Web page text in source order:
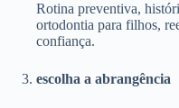
Rotina preventiva,
ortodontia para filhos,
confiança.
escolha a abrangência